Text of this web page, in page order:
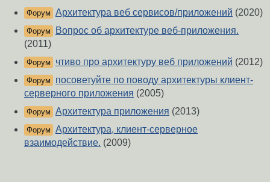
Форум Архитектура веб сервисов/приложений (2020)
Форум
Вопрос об архитектуре веб-приложения.
(2011)
Форум чтиво про архитектуру веб приложений (2012)
Форум
посоветуйте по поводу архитектуры клиент-
серверного приложения (2005)
Форум Архитектура приложения (2013)
Форум Архитектура, клиент-серверное
взаимодействие. (2009)